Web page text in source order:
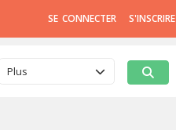
SE CONNECTER S'INSCRIRE
Plus